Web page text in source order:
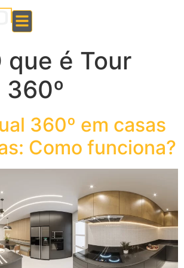
que é Tour
360º em casas
Como funciona?